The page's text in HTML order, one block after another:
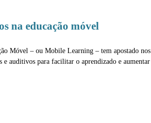
na educação móvel
Móvel – ou Mobile Learning – tem apostado nos
e auditivos para facilitar o aprendizado e aumentar